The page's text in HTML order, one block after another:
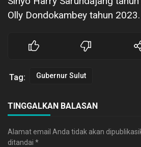
Olly Dondokambey tahun 2023.
Tag: Gubernur Sulut
TINGGALKAN BALASAN
Alamat email Anda tidak akan
ditandai *